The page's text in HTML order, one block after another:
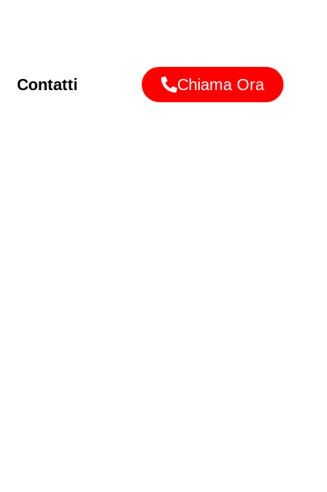
Contatti Chiama Ora